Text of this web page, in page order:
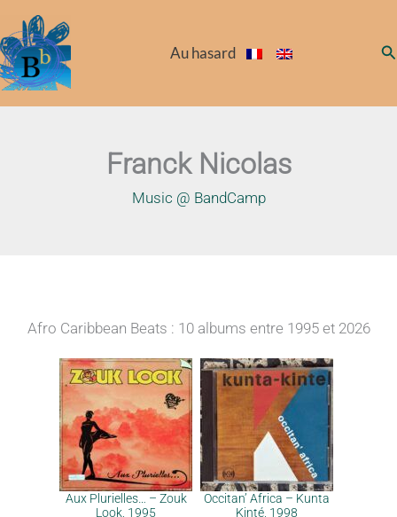
au
contenu
Au hasard
Franck Nicolas
Music @ BandCamp
Afro Caribbean Beats : 10 albums entre 1995 et 2026
Aux Plurielles… – Zouk
Look, 1995
Occitan’ Africa – Kunta
Kinté, 1998